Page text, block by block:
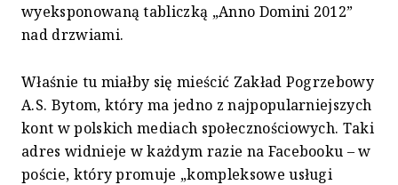
wyeksponowaną tabliczką „Anno Domini 2012”
nad drzwiami.
Właśnie tu miałby się mieścić Zakład Pogrzebowy
A.S. Bytom, który ma jedno z najpopularniejszych
kont w polskich mediach społecznościowych. Taki
adres widnieje w każdym razie na Facebooku – w
poście, który promuje „kompleksowe usługi